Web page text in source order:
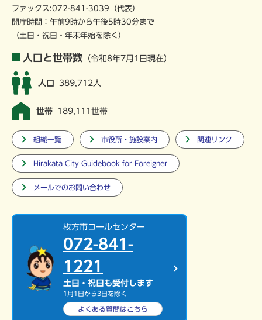
ファックス:072-841-3039（代表）
開庁時間：午前9時から午後5時30分まで
（土日・祝日・年末年始を除く）
人口と世帯数 （令和8年7月1日現在）
人口 389,712人
世帯 189,111世帯
組織一覧 市役所・施設案内 関連リンク
Hirakata City Guidebook for Foreigner
メールでのお問い合わせ
枚方市コールセンター
072-841-
1221
土日・祝日も受付します
1月1日から3日を除く
よくある質問はこちら